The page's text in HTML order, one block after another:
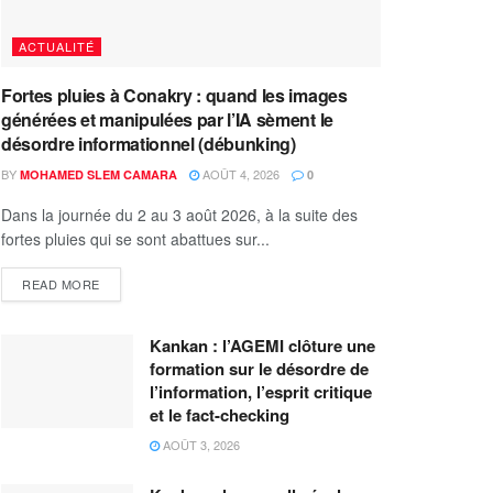
ACTUALITÉ
Fortes pluies à Conakry : quand les images
générées et manipulées par l’IA sèment le
désordre informationnel (débunking)
BY MOHAMED SLEM CAMARA AOÛT 4, 2026 0
Dans la journée du 2 au 3 août 2026, à la suite des
fortes pluies qui se sont abattues sur...
READ MORE
Kankan : l’AGEMI clôture une
formation sur le désordre de
l’information, l’esprit critique
et le fact-checking
AOÛT 3, 2026